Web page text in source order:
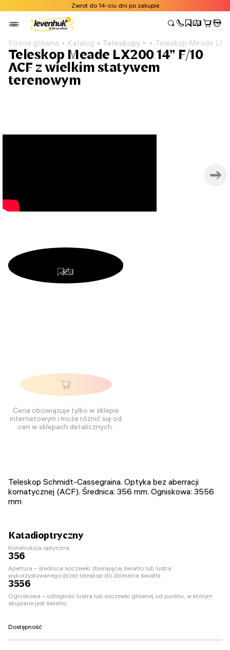
Zwrot do 14-ciu dni po zakupie
Strona główna Katalog Teleskopy Teleskop Meade
Teleskop Meade LX200 14” F/10
ACF z wielkim statywem
terenowym
Cena obowiązuje tylko w sklepie
internetowym i może różnić się od
cen w sklepach detalicznych.
Teleskop Schmidt-Cassegraina. Optyka bez aberracji
komatycznej (ACF). Średnica: 356 mm. Ogniskowa: 3556
mm
Katadioptryczny
Konstrukcja optyczna
356
Apertura – średnica soczewki zbierającej światło lub lustra
wykorzystywanego przez teleskop do zbierania światła
3556
Ogniskowa – odległość lustra lub soczewki głównej od punktu, w którym
skupiane jest światło
Dostępność